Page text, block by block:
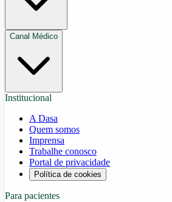
Canal Médico
Institucional
A Dasa
Quem somos
Imprensa
Trabalhe conosco
Portal de privacidade
Política de cookies
Para pacientes